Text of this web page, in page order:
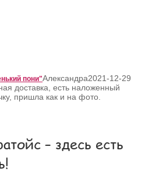
пони"Александра2021-12-29
доставка, есть наложенный
пришла как и на фото.
– здесь есть